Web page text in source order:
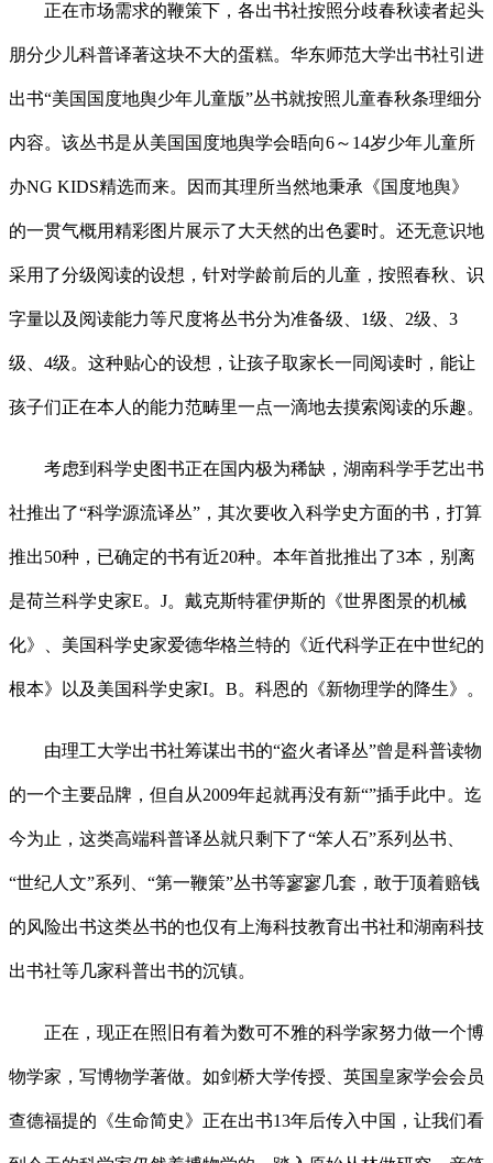
正在市场需求的鞭策下，各出书社按照分歧春秋读者起头
朋分少儿科普译著这块不大的蛋糕。华东师范大学出书社引进
出书“美国国度地舆少年儿童版”丛书就按照儿童春秋条理细分
内容。该丛书是从美国国度地舆学会晤向6～14岁少年儿童所
办NG KIDS精选而来。因而其理所当然地秉承《国度地舆》
的一贯气概用精彩图片展示了大天然的出色霎时。还无意识地
采用了分级阅读的设想，针对学龄前后的儿童，按照春秋、识
字量以及阅读能力等尺度将丛书分为准备级、1级、2级、3
级、4级。这种贴心的设想，让孩子取家长一同阅读时，能让
孩子们正在本人的能力范畴里一点一滴地去摸索阅读的乐趣。
考虑到科学史图书正在国内极为稀缺，湖南科学手艺出书
社推出了“科学源流译丛”，其次要收入科学史方面的书，打算
推出50种，已确定的书有近20种。本年首批推出了3本，别离
是荷兰科学史家E。J。戴克斯特霍伊斯的《世界图景的机械
化》、美国科学史家爱德华格兰特的《近代科学正在中世纪的
根本》以及美国科学史家I。B。科恩的《新物理学的降生》。
由理工大学出书社筹谋出书的“盗火者译丛”曾是科普读物
的一个主要品牌，但自从2009年起就再没有新“”插手此中。迄
今为止，这类高端科普译丛就只剩下了“笨人石”系列丛书、
“世纪人文”系列、“第一鞭策”丛书等寥寥几套，敢于顶着赔钱
的风险出书这类丛书的也仅有上海科技教育出书社和湖南科技
出书社等几家科普出书的沉镇。
正在，现正在照旧有着为数可不雅的科学家努力做一个博
物学家，写博物学著做。如剑桥大学传授、英国皇家学会会员
查德福提的《生命简史》正在出书13年后传入中国，让我们看